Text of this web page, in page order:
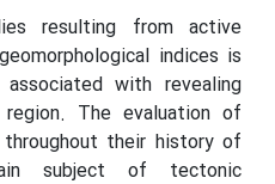
resulting from active
indices is
with revealing
The evaluation of
their history of
subject of tectonic